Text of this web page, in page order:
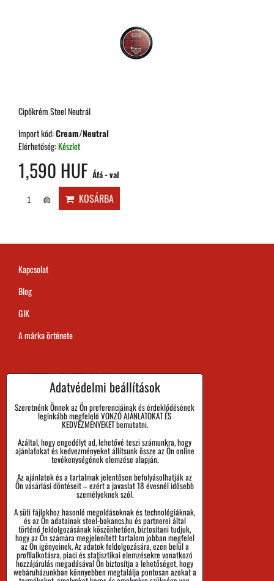
Cipőkrém Steel Neutrál
Import kód:Cream/Neutral
Elérhetőség:Készlet
1,590 HUF Áfá - val
db KOSÁRBA
Kapcsolat
Blog
GIK
A márka örténete
A Megrendelés Megvalósítási Ideje
Áru visszaadása és Reklamáció
Méret
Személyes adatok védelme
Küldemények nyomon követése
Adatvédelmi beállítások
Szeretnénk Önnek az Ön preferenciáinak és érdeklődésének
leginkább megfelelő VONZÓ AJÁNLATOKAT ÉS
KEDVEZMÉNYEKET bemutatni.
Azáltal, hogy engedélyt ad, lehetővé teszi számunkra, hogy
ajánlatokat és kedvezményeket állítsunk össze az Ön online
tevékenységének elemzése alapján.
Az ajánlatok és a tartalmak jelentősen befolyásolhatják az
Ön vásárlási döntéseit – ezért a javaslat 18 évesnél idősebb
személyeknek szól.
A süti fájlokhoz hasonló megoldásoknak és technológiáknak,
és az Ön adatainak steel-bakancs.hu és partnerei által
történő feldolgozásának köszönhetően, biztosítani tudjuk,
hogy az Ön számára megjelenített tartalom jobban megfelel
az Ön igényeinek. Az adatok feldolgozására, ezen belül a
profilalkotásra, piaci és statisztikai elemzésekre vonatkozó
hozzájárulás megadásával Ön biztosítja a lehetőséget, hogy
webáruházunkban könnyebben megtalálja pontosan azokat a